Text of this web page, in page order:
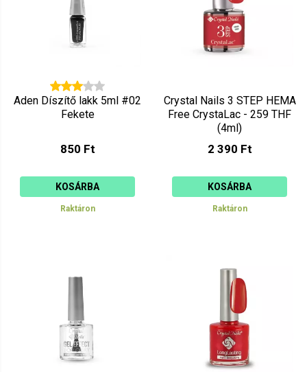
Aden Díszítő lakk 5ml #02
Fekete
850 Ft
KOSÁRBA
Raktáron
Crystal Nails 3 STEP HEMA
Free CrystaLac - 259 THF
(4ml)
2 390 Ft
KOSÁRBA
Raktáron